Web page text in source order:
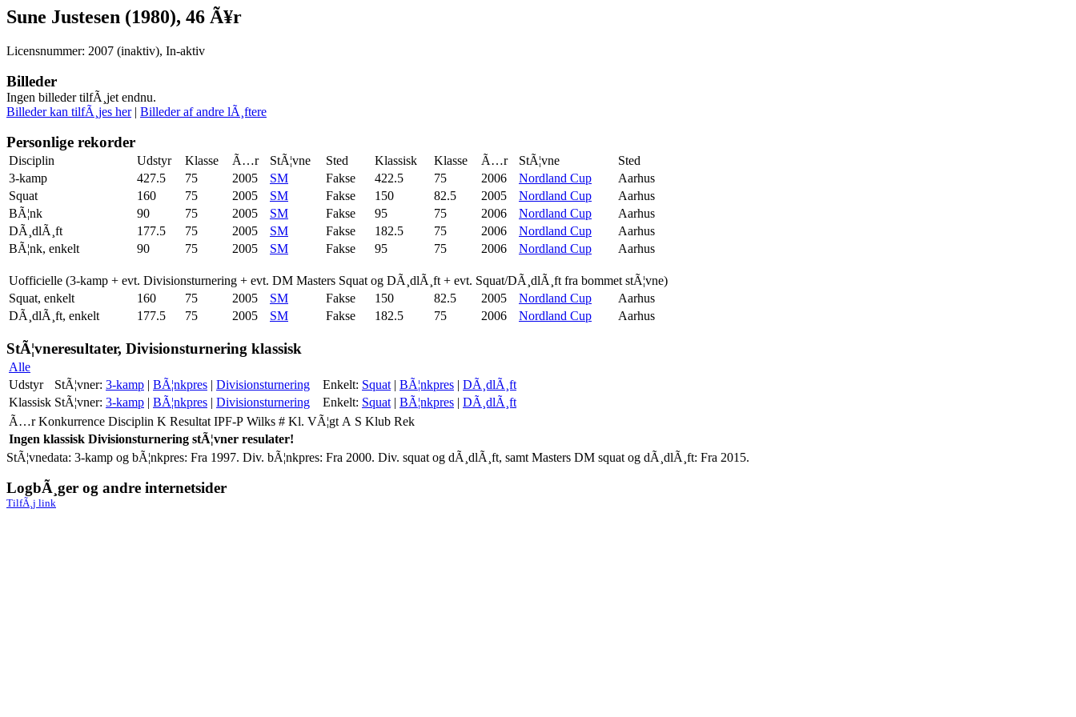
Sune Justesen (1980), 46 Ã¥r
Licensnummer: 2007 (inaktiv), In-aktiv
Billeder
Ingen billeder tilfÃ¸jet endnu.
Billeder kan tilfÃ¸jes her| Billeder af andre lÃ¸ftere
Personlige rekorder
Disciplin Udstyr Klasse Ã…r StÃ¦vne Sted Klassisk Klasse Ã…r StÃ¦vne
Sted
3-kamp
427.5 75 2005 SM Fakse 422.5 75 2006 Nordland Cup
Aarhus
Squat
160 75 2005 SM Fakse 150 82.5 2005 Nordland Cup
Aarhus
BÃ¦nk
90 75 2005 SM Fakse 95 75 2006 Nordland Cup
Aarhus
DÃ¸dlÃ¸ft
177.5 75 2005 SM Fakse 182.5 75 2006 Nordland Cup
Aarhus
BÃ¦nk, enkelt
90 75 2005 SM Fakse 95 75 2006 Nordland Cup Aarhus
Uofficielle (3-kamp + evt. Divisionsturnering + evt. DM Masters Squat og DÃ¸dlÃ¸ft + evt. Squat/DÃ¸dlÃ¸ft fra bommet stÃ¦vne)
Squat, enkelt
160 75 2005 SM Fakse 150 82.5 2005 Nordland Cup
Aarhus
DÃ¸dlÃ¸ft, enkelt
177.5 75 2005 SM Fakse 182.5 75 2006 Nordland Cup Aarhus
StÃ¦vneresultater, Divisionsturnering klassisk
Alle
Udstyr
StÃ¦vner: 3-kamp | BÃ¦nkpres | Divisionsturnering Enkelt: Squat | BÃ¦nkpres | DÃ¸dlÃ¸ft
Klassisk StÃ¦vner: 3-kamp | BÃ¦nkpres | Divisionsturnering Enkelt: Squat | BÃ¦nkpres | DÃ¸dlÃ¸ft
Ã…r Konkurrence Disciplin K Resultat IPF-P Wilks # Kl. VÃ¦gt A S Klub Rek
Ingen klassisk Divisionsturnering stÃ¦vner resulater!
StÃ¦vnedata: 3-kamp og bÃ¦nkpres: Fra 1997. Div. bÃ¦nkpres: Fra 2000. Div. squat og dÃ¸dlÃ¸ft, samt Masters DM squat og dÃ¸dlÃ¸ft: Fra 2015.
LogbÃ¸ger og andre internetsider
TilfÃ¸j link